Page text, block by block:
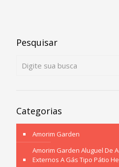
Pesquisar
Categorias
Amorim Garden
Amorim Garden Aluguel De
Externos A Gás Tipo Pátio